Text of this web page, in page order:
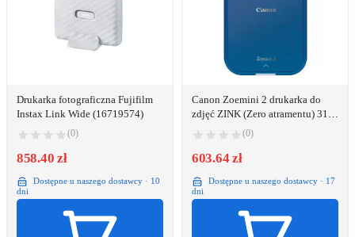
Drukarka fotograficzna Fujifilm
Instax Link Wide (16719574)
(0)
858.40 zł
Dostępne u naszego dostawcy · 10
dni
Canon Zoemini 2 drukarka do
zdjęć ZINK (Zero atramentu) 313
x 500 DPI 2" x 3" (5x7.6 cm)
(0)
603.64 zł
Dostępne u naszego dostawcy · 17
dni